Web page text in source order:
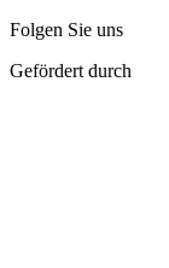
Folgen Sie uns
Gefördert durch